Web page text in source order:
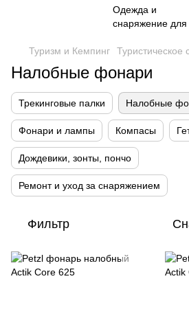
Туризм и Кемпинг Туристическое
Налобные фонари
Трекинговые палки Налобные
Фонари и лампы Компасы
Дождевики, зонты, пончо
Ремонт и уход за снаряжением
Фильтр